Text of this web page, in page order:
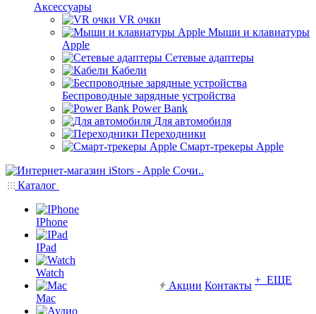
Аксессуары
VR очки
Мыши и клавиатуры
Apple
Сетевые адаптеры
Кабели
Беспроводные зарядные устройства
Power Bank
Для автомобиля
Переходники
Смарт-трекеры Apple
Каталог
IPhone
IPad
Watch
Mac
Акции Контакты + ЕЩЕ